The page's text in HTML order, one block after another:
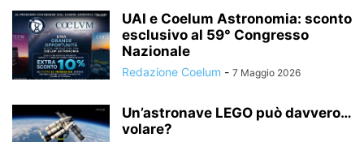
UAI e Coelum Astronomia: sconto
esclusivo al 59° Congresso
Nazionale
Redazione Coelum - 7 Maggio 2026
Un’astronave LEGO può davvero…
volare?